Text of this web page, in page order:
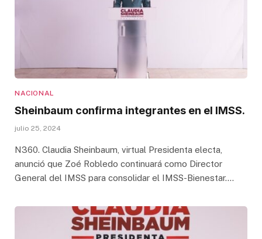
NACIONAL
Sheinbaum confirma integrantes en el IMSS.
julio 25, 2024
N360. Claudia Sheinbaum, virtual Presidenta electa,
anunció que Zoé Robledo continuará como Director
General del IMSS para consolidar el IMSS-Bienestar.…